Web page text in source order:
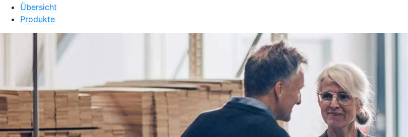
Übersicht
Produkte